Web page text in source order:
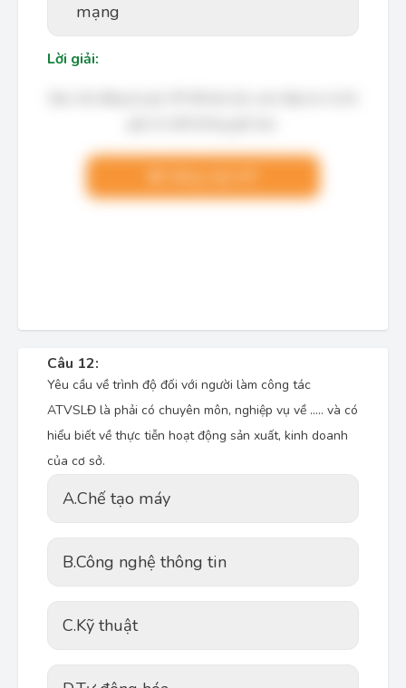
mạng
Lời giải:
Câu 12:
Yêu cầu về trình độ đối với người làm công tác
ATVSLĐ là phải có chuyên môn, nghiệp vụ về ..... và có
hiểu biết về thực tiễn hoạt động sản xuất, kinh doanh
của cơ sở.
A.Chế tạo máy
B.Công nghệ thông tin
C.Kỹ thuật